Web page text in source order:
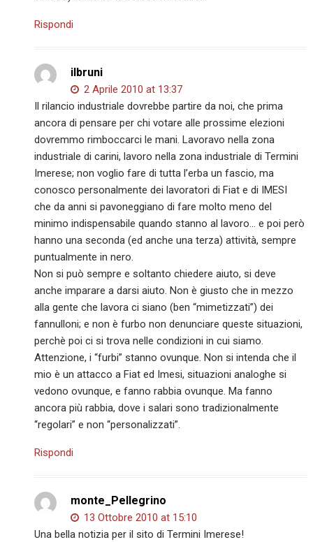
Rispondi
ilbruni
2 Aprile 2010 at 13:37
Il rilancio industriale dovrebbe partire da noi, che prima
ancora di pensare per chi votare alle prossime elezioni
dovremmo rimboccarci le mani. Lavoravo nella zona
industriale di carini, lavoro nella zona industriale di Termini
Imerese; non voglio fare di tutta l’erba un fascio, ma
conosco personalmente dei lavoratori di Fiat e di IMESI
che da anni si pavoneggiano di fare molto meno del
minimo indispensabile quando stanno al lavoro… e poi però
hanno una seconda (ed anche una terza) attività, sempre
puntualmente in nero.
Non si può sempre e soltanto chiedere aiuto, si deve
anche imparare a darsi aiuto. Non è giusto che in mezzo
alla gente che lavora ci siano (ben “mimetizzati”) dei
fannulloni; e non è furbo non denunciare queste situazioni,
perchè poi ci si trova nelle condizioni in cui siamo.
Attenzione, i “furbi” stanno ovunque. Non si intenda che il
mio è un attacco a Fiat ed Imesi, situazioni analoghe si
vedono ovunque, e fanno rabbia ovunque. Ma fanno
ancora più rabbia, dove i salari sono tradizionalmente
“regolari” e non “personalizzati”.
Rispondi
monte_Pellegrino
13 Ottobre 2010 at 15:10
Una bella notizia per il sito di Termini Imerese!